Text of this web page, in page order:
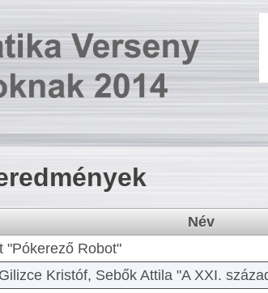
Név
"Pókerező Robot"
Kristóf, Sebők Attila "A XXI.